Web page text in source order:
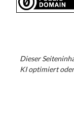
Dieser
KI optimiert